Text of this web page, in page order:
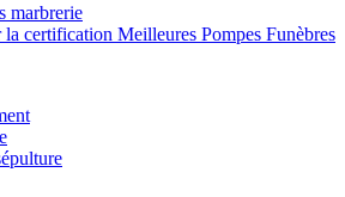
marbrerie
certification Meilleures Pompes Funèbres